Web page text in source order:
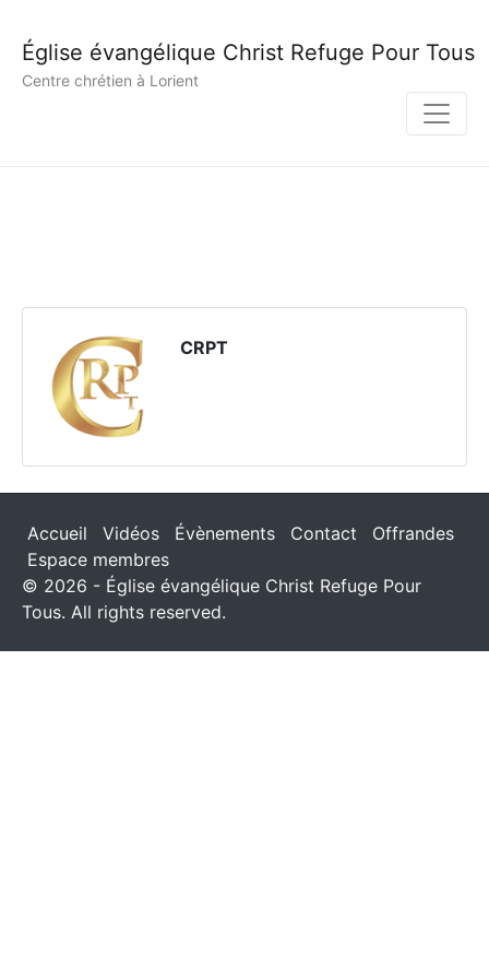
Église évangélique Christ Refuge Pour Tous
Centre chrétien à Lorient
CRPT
Accueil Vidéos Évènements Contact
Offrandes
Espace membres
© 2026 - Église évangélique Christ Refuge Pour
Tous. All rights reserved.